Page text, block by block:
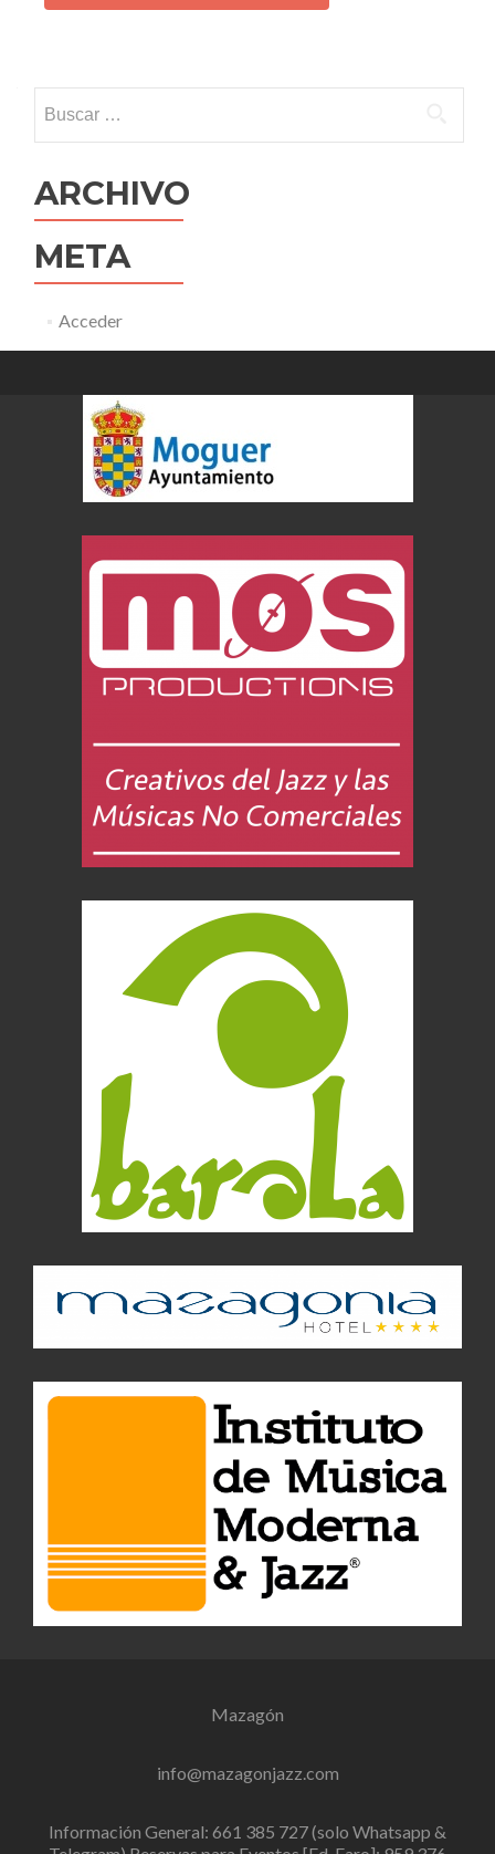
ARCHIVO
META
Acceder
Mazagón
info@mazagonjazz.com
Información General: 661 385 727 (solo Whatsapp &